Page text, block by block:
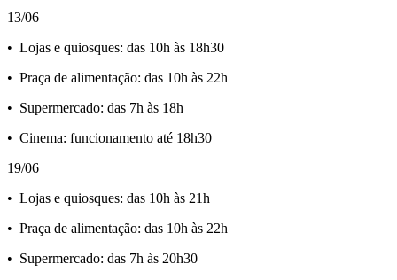
13/06
•⁠ ⁠Lojas e quiosques: das 10h às 18h30
•⁠ ⁠Praça de alimentação: das 10h às 22h
•⁠ ⁠Supermercado: das 7h às 18h
•⁠ ⁠Cinema: funcionamento até 18h30
19/06
•⁠ ⁠Lojas e quiosques: das 10h às 21h
•⁠ ⁠Praça de alimentação: das 10h às 22h
•⁠ ⁠Supermercado: das 7h às 20h30